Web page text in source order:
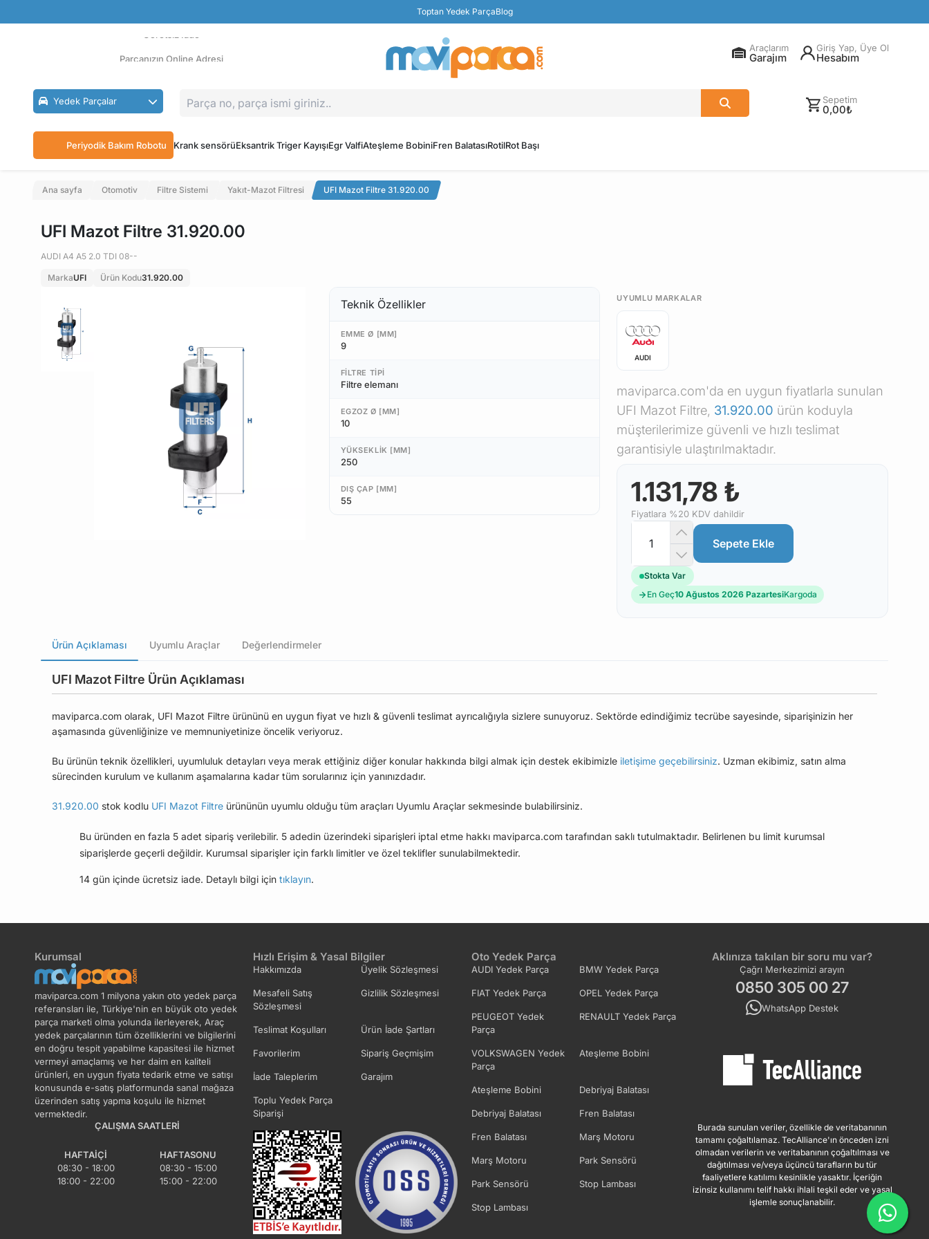
Toptan Yedek ParçaBlog
Araçlarım
Garajım
Giriş Yap, Üye Ol
Hesabım
Yedek Parçalar Sepetim
0,00₺
Periyodik Bakım Robotu Krank sensörüEksantrik Triger KayışıEgr ValfiAteşleme BobiniFren BalatasıRotilRot Başı
Ana sayfa Otomotiv Filtre Sistemi Yakıt-Mazot Filtresi UFI Mazot Filtre 31.920.00
UFI Mazot Filtre 31.920.00
AUDI A4 A5 2.0 TDI 08--
MarkaUFI Ürün Kodu31.920.00
Teknik Özellikler
EMME Ø [MM]
9
FILTRE TIPI
Filtre elemanı
EGZOZ Ø [MM]
10
YÜKSEKLIK [MM]
250
DIŞ ÇAP [MM]
55
UYUMLU MARKALAR
AUDI
maviparca.com'da en uygun fiyatlarla sunulan
UFI Mazot Filtre, 31.920.00 ürün koduyla
müşterilerimize güvenli ve hızlı teslimat
garantisiyle ulaştırılmaktadır.
1.131,78 ₺
Fiyatlara %20 KDV dahildir
Sepete Ekle
Stokta Var
En Geç10 Ağustos 2026 PazartesiKargoda
Ürün Açıklaması Uyumlu Araçlar Değerlendirmeler
UFI Mazot Filtre Ürün Açıklaması
maviparca.com olarak, UFI Mazot Filtre ürününü en uygun fiyat ve hızlı & güvenli teslimat ayrıcalığıyla sizlere sunuyoruz. Sektörde edindiğimiz tecrübe sayesinde, siparişinizin her
aşamasında güvenliğinize ve memnuniyetinize öncelik veriyoruz.
Bu ürünün teknik özellikleri, uyumluluk detayları veya merak ettiğiniz diğer konular hakkında bilgi almak için destek ekibimizle iletişime geçebilirsiniz. Uzman ekibimiz, satın alma
sürecinden kurulum ve kullanım aşamalarına kadar tüm sorularınız için yanınızdadır.
31.920.00 stok kodlu UFI Mazot Filtre ürününün uyumlu olduğu tüm araçları Uyumlu Araçlar sekmesinde bulabilirsiniz.
Bu üründen en fazla 5 adet sipariş verilebilir. 5 adedin üzerindeki siparişleri iptal etme hakkı maviparca.com tarafından saklı tutulmaktadır. Belirlenen bu limit kurumsal
siparişlerde geçerli değildir. Kurumsal siparişler için farklı limitler ve özel teklifler sunulabilmektedir.
14 gün içinde ücretsiz iade. Detaylı bilgi için tıklayın.
Kurumsal
maviparca.com 1 milyona yakın oto yedek parça
referansları ile, Türkiye'nin en büyük oto yedek
parça marketi olma yolunda ilerleyerek, Araç
yedek parçalarının tüm özelliklerini ve bilgilerini
en doğru tespit yapabilme kapasitesi ile hizmet
vermeyi amaçlamış ve her daim en kaliteli
ürünleri, en uygun fiyata tedarik etme ve satışı
konusunda e-satış platformunda sanal mağaza
üzerinden satış yapma koşulu ile hizmet
vermektedir.
ÇALIŞMA SAATLERI
HAFTAIÇI
08:30 - 18:00
18:00 - 22:00
HAFTASONU
08:30 - 15:00
15:00 - 22:00
Hızlı Erişim & Yasal Bilgiler
Hakkımızda Üyelik Sözleşmesi
Mesafeli Satış
Sözleşmesi
Gizlilik Sözleşmesi
Teslimat Koşulları Ürün İade Şartları
Favorilerim Sipariş Geçmişim
İade Taleplerim Garajım
Toplu Yedek Parça
Siparişi
Oto Yedek Parça
AUDI Yedek Parça BMW Yedek Parça
FIAT Yedek Parça OPEL Yedek Parça
PEUGEOT Yedek
Parça
RENAULT Yedek Parça
VOLKSWAGEN Yedek
Parça
Ateşleme Bobini
Ateşleme Bobini Debriyaj Balatası
Debriyaj Balatası Fren Balatası
Fren Balatası Marş Motoru
Marş Motoru Park Sensörü
Park Sensörü Stop Lambası
Stop Lambası
Aklınıza takılan bir soru mu var?
Çağrı Merkezimizi arayın
0850 305 00 27
WhatsApp Destek
Burada sunulan veriler, özellikle de veritabanının
tamamı çoğaltılamaz. TecAlliance'ın önceden izni
olmadan verilerin ve veritabanının çoğaltılması ve
dağıtılması ve/veya üçüncü tarafların bu tür
faaliyetlere katılımı kesinlikle yasaktır. İçeriğin
izinsiz kullanımı telif hakkı ihlali teşkil eder ve yasal
işlemle sonuçlanabilir.